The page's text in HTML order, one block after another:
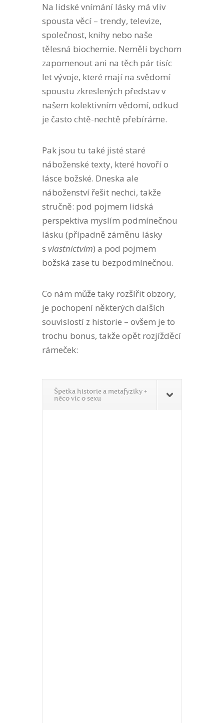
Na lidské vnímání lásky má vliv
spousta věcí – trendy, televize,
společnost, knihy nebo naše
tělesná biochemie. Neměli bychom
zapomenout ani na těch pár tisíc
let vývoje, které mají na svědomí
spoustu zkreslených představ v
našem kolektivním vědomí, odkud
je často chtě-nechtě přebíráme.
Pak jsou tu také jisté staré
náboženské texty, které hovoří o
lásce božské. Dneska ale
náboženství řešit nechci, takže
stručně: pod pojmem lidská
perspektiva myslím podmínečnou
lásku (případně záměnu lásky
s vlastnictvím) a pod pojmem
božská zase tu bezpodmínečnou.
Co nám může taky rozšířit obzory,
je pochopení některých dalších
souvislostí z historie – ovšem je to
trochu bonus, takže opět rozjížděcí
rámeček:
Špetka historie a metafyziky +
něco víc o sexu